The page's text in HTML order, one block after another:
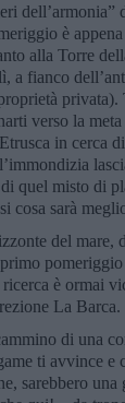
dell’armonia”
è
alla Torre
a fianco
privata).
verso la meta
in cerca
quel misto di
cosa sarà
del mare,
pomeriggio
è ormai
La Barca.
di una
ti avvince e
sarebbero una